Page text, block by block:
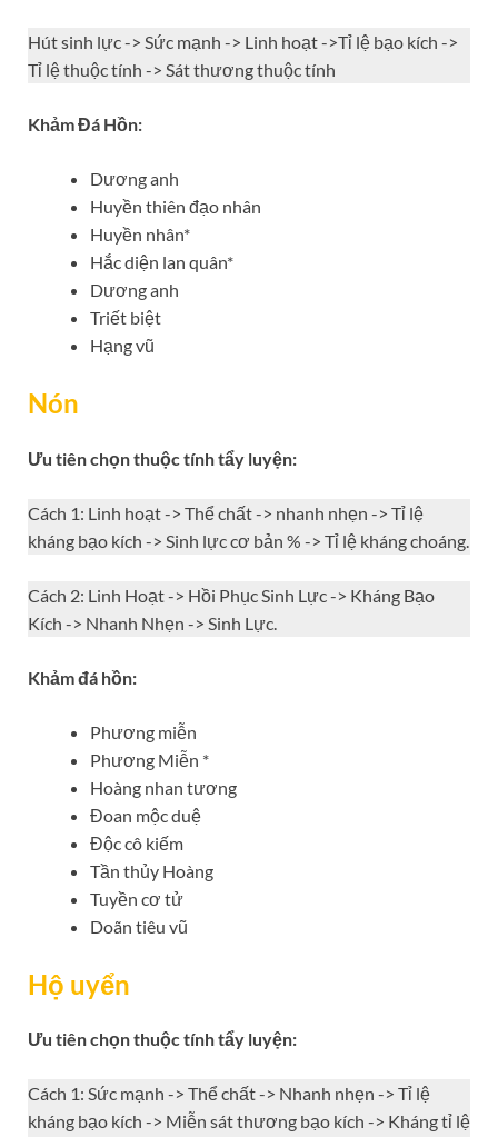
Hút sinh lực -> Sức mạnh -> Linh hoạt ->Tỉ lệ bạo kích ->
Tỉ lệ thuộc tính -> Sát thương thuộc tính
Khảm Đá Hồn:
Dương anh
Huyền thiên đạo nhân
Huyền nhân*
Hắc diện lan quân*
Dương anh
Triết biệt
Hạng vũ
Nón
Ưu tiên chọn thuộc tính tẩy luyện:
Cách 1: Linh hoạt -> Thể chất -> nhanh nhẹn -> Tỉ lệ
kháng bạo kích -> Sinh lực cơ bản % -> Tỉ lệ kháng choáng.
Cách 2: Linh Hoạt -> Hồi Phục Sinh Lực -> Kháng Bạo
Kích -> Nhanh Nhẹn -> Sinh Lực.
Khảm đá hồn:
Phương miễn
Phương Miễn *
Hoàng nhan tương
Đoan mộc duệ
Độc cô kiếm
Tần thủy Hoàng
Tuyền cơ tử
Doãn tiêu vũ
Hộ uyển
Ưu tiên chọn thuộc tính tẩy luyện:
Cách 1: Sức mạnh -> Thể chất -> Nhanh nhẹn -> Tỉ lệ
kháng bạo kích -> Miễn sát thương bạo kích -> Kháng tỉ lệ